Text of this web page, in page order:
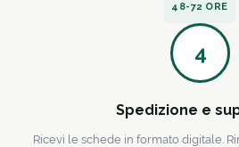
48-72 ORE
4
Spedizione e
Ricevi le schede in formato digitale.